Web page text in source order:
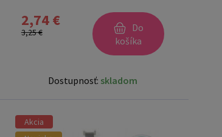
2,74 €
3,25 €
Do
košíka
Dostupnosť: skladom
Akcia